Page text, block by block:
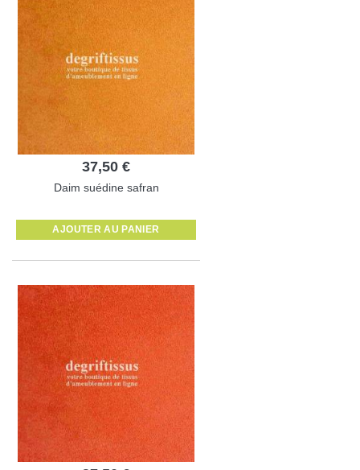
37,50 €
Daim suédine safran
AJOUTER AU PANIER